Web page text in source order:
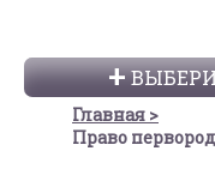
Главная
Право